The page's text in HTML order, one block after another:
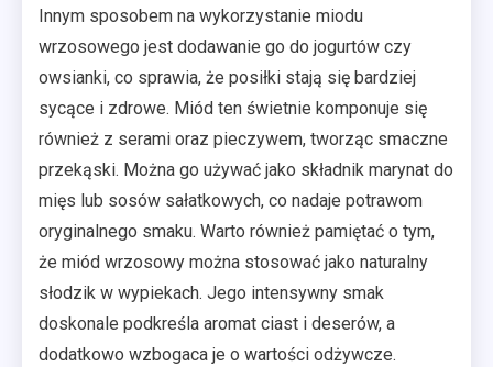
Innym sposobem na wykorzystanie miodu
wrzosowego jest dodawanie go do jogurtów czy
owsianki, co sprawia, że posiłki stają się bardziej
sycące i zdrowe. Miód ten świetnie komponuje się
również z serami oraz pieczywem, tworząc smaczne
przekąski. Można go używać jako składnik marynat do
mięs lub sosów sałatkowych, co nadaje potrawom
oryginalnego smaku. Warto również pamiętać o tym,
że miód wrzosowy można stosować jako naturalny
słodzik w wypiekach. Jego intensywny smak
doskonale podkreśla aromat ciast i deserów, a
dodatkowo wzbogaca je o wartości odżywcze.